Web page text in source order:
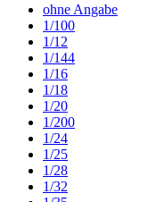
ohne Angabe
1/100
1/12
1/144
1/16
1/18
1/20
1/200
1/24
1/25
1/28
1/32